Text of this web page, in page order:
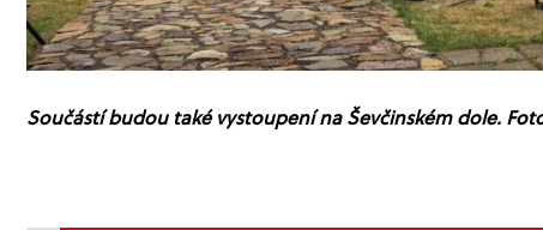
Součástí budou také vystoupení na Ševčinském dole.